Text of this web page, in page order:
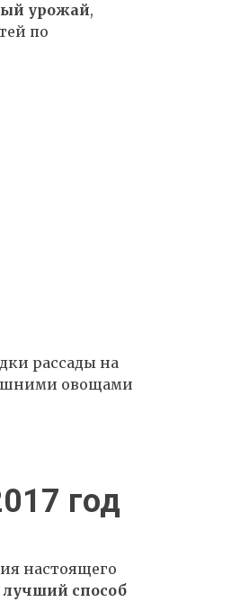
урожай,
по
рассады на
овощами
год
настоящего
лучший способ